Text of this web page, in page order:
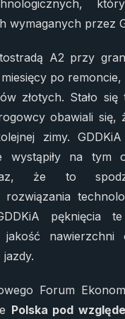
wymaganych przez
A2 przy
miesięcy po
złotych. Stało
obawiali się,
zimy. GDDKiA
wystąpiły na tym
że to
rozwiązania
pęknięcia
jakość
Forum
Polska pod